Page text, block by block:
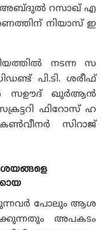
അബ്‌ദുൽ റസാഖ് എ
നിയാസ് ഇ
നടന്ന സ
പി.ടി. ശരീഫ്
സഊദ് ഖുർആൻ
ഫിറോസ് ഹ
സിറാജ്
പോലും ആശ
അപകടം